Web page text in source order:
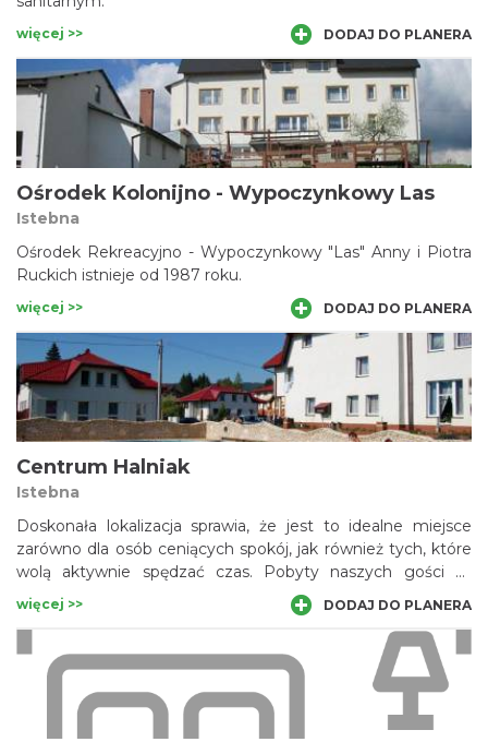
więcej >> DODAJ DO PLANERA
Ośrodek Kolonijno - Wypoczynkowy Las
Istebna
Ośrodek Rekreacyjno - Wypoczynkowy "Las" Anny i Piotra
Ruckich istnieje od 1987 roku.
więcej >> DODAJ DO PLANERA
Centrum Halniak
Istebna
Doskonała lokalizacja sprawia, że jest to idealne miejsce
zarówno dla osób ceniących spokój, jak również tych, które
wolą aktywnie spędzać czas. Pobyty naszych gości są
urozmaicane atrakcjami rekreacyjnymi i rozrywkowymi.
więcej >> DODAJ DO PLANERA